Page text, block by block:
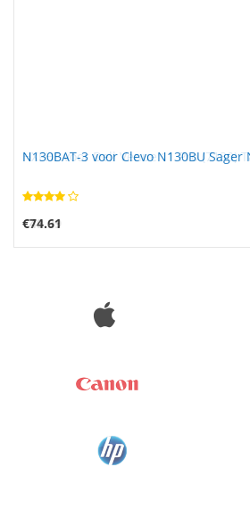
N130BAT-3 voor Clevo N130BU Sager
€74.61